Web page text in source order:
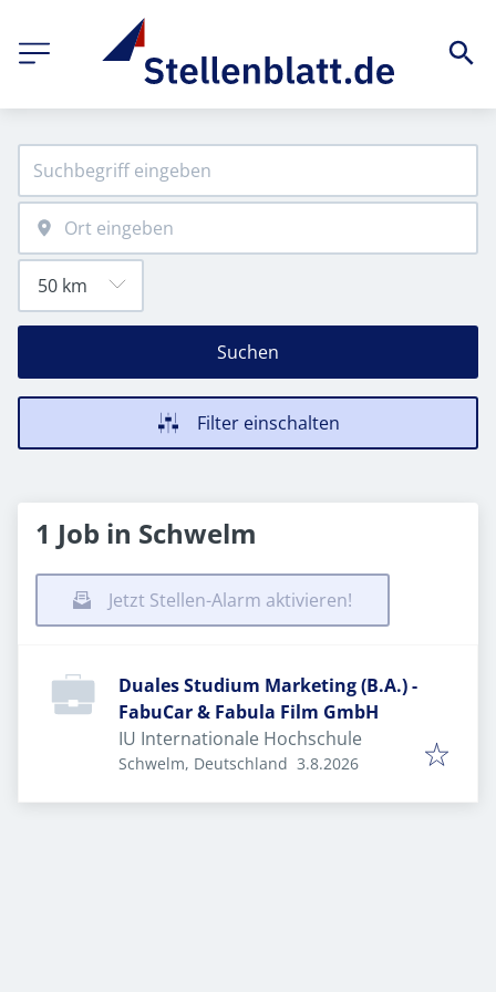
Suchen
Filter einschalten
1 Job in Schwelm
Jetzt Stellen-Alarm aktivieren!
Duales Studium Marketing (B.A.) -
FabuCar & Fabula Film GmbH
IU Internationale Hochschule
Schwelm, Deutschland Veröffentlicht
3.8.2026